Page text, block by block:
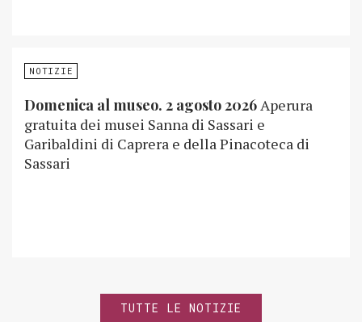
NOTIZIE
Domenica al museo. 2 agosto 2026Aperura
gratuita dei musei Sanna di Sassari e
Garibaldini di Caprera e della Pinacoteca di
Sassari
TUTTE LE NOTIZIE